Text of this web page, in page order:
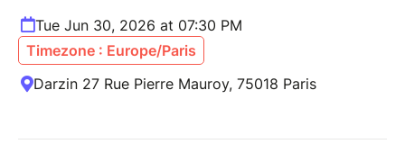
Tue Jun 30, 2026 at 07:30 PM
Timezone : Europe/Paris
Darzin 27 Rue Pierre Mauroy, 75018 Paris